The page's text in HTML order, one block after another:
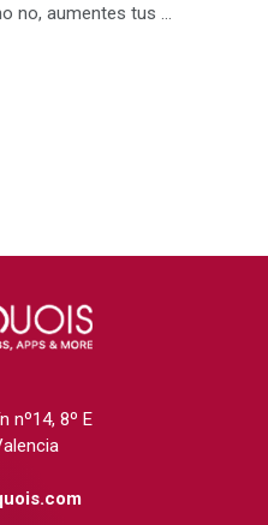
no, aumentes tus …
nº14, 8º E